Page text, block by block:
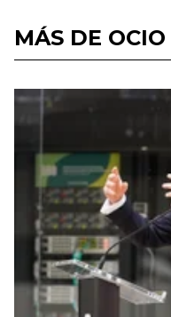
MÁS DE OCIO